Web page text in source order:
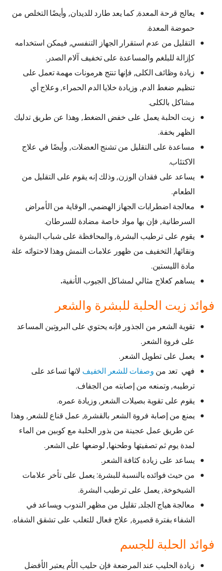
يعالج قرحة المعدة, كما يعد طارد للديدان, وأيضًا التخلص من
حموضة المعدة.
التقليل من عدم استقرار الجهاز التنفسي, فيمكن استخدامه
كإزالة للبلغم والمساعدة على تخفيف آلام الصدر.
زيادة وظائف الكلى, فإنها تنتج هرمونات مهمة تعمل على
تنظيم ضغط الدم, وزيادة خلايا الدم الحمراء, وعلاج أي
مشاكل بالكلى.
زيت الحلبة يعمل على خفض الضغط, وهذا عن طريق تدليك
الظهر بخفة.
مساعدة على التقليل من تشنج العضلات, وأيضًا في علاج
الاكتئاب.
يساعد على فقدان الوزن, وذلك إنه يقوم على التقليل من
الطعام.
معالجة اضطرابات الجهاز الهضمي, الوقاية من الأمراض
السرطانية, فإن بها مواد خاصة مضادة للسرطان.
يقوم على ترطيب البشرة, والمحافظة على شباب البشرة
ونقائها, التخفيف من ظهور علامات النمش وهذا لاحتوائه علة
مادة الليستين.
يساهم كعلاج مثالي لمشاكل الجيوب الأنفية.
فوائد زيت الحلبة للبشرة والشعر
تقوية الشعر من الجذور فإنه يحتوي على البروتين المساعد
على فروة الشعر.
يعمل على تطويل الشعر.
فهي تعد من وصفات للشعر الخفيف لانها تساعد على
ترطيبه, وتمنعه من إصابته من الجفاف.
يقوم على تقوية بصيلات الشعر, وزيادة عمره.
يمنع من إصابة فروة الشعر بالقشرة, عمل قناع للشعر, وهذا
عن طريق عمل عجينة من بذور الحلبة مع كوبين من الماء
لمدة يوم ثم تصفيتها وطحنها, لوضعها على الشعر.
يساعد على زيادة كثافة الشعر.
من حيث فوائده بالنسبة للبشرة: يعمل على تأخر علامات
الشيخوخة, يعمل على ترطيب البشرة.
معالجة هياج الجلد, تقليل من مظهر الندوب ويساعد في
الشفاء بفترة قصيرة, علاج فعال للتغلب على تشقق الشفاه.
فوائد الحلبة للجسم
زيادة الحليب عند المرضعة فإن حليب الأم يعتبر الأفضل